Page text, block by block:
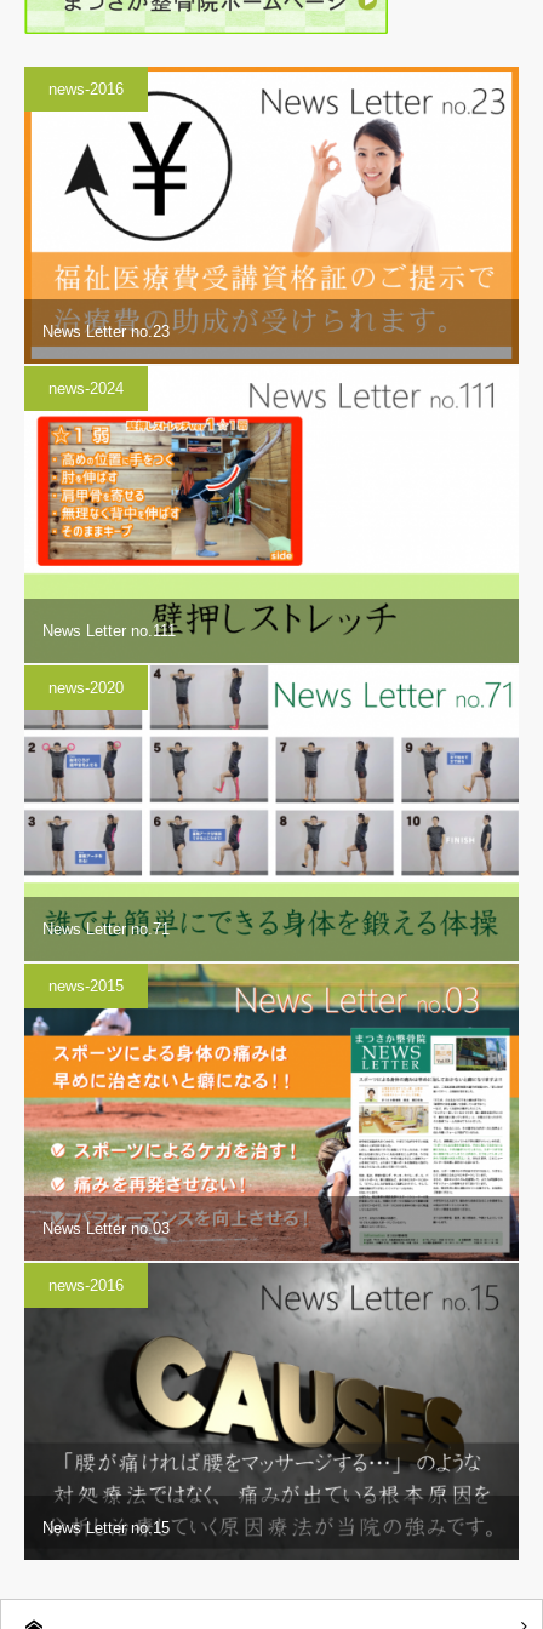
news-2016
News Letter no.23
news-2024
News Letter no.111
news-2020
News Letter no.71
news-2015
News Letter no.03
news-2016
News Letter no.15